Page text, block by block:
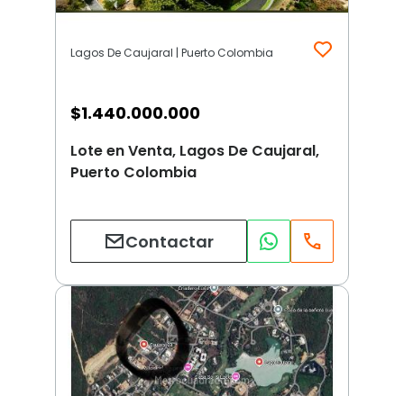
Lagos De Caujaral | Puerto Colombia
$1.440.000.000
Lote en Venta, Lagos De Caujaral,
Puerto Colombia
Contactar